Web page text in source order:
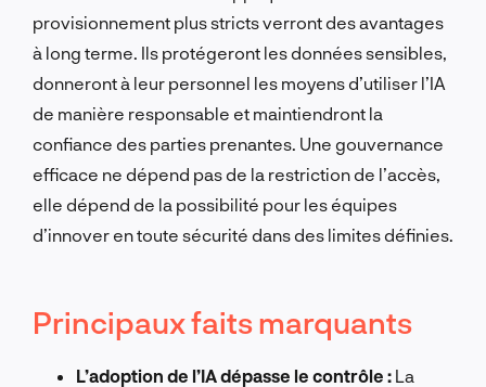
provisionnement plus stricts verront des avantages
à long terme. Ils protégeront les données sensibles,
donneront à leur personnel les moyens d’utiliser l’IA
de manière responsable et maintiendront la
confiance des parties prenantes. Une gouvernance
efficace ne dépend pas de la restriction de l’accès,
elle dépend de la possibilité pour les équipes
d’innover en toute sécurité dans des limites définies.
Principaux faits marquants
L’adoption de l’IA dépasse le contrôle : La